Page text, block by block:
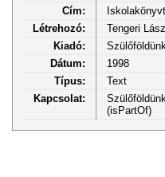
Cím:
Létrehozó:
Tengeri
Kiadó:
Dátum:
1998
Típus:
Text
Kapcsolat:
(isPartOf)